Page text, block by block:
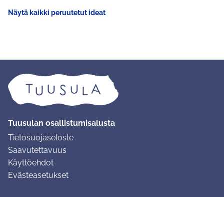
Näytä kaikki peruutetut ideat
Tuusulan osallistumisalusta
Tietosuojaseloste
Saavutettavuus
Käyttöehdot
Evästeasetukset